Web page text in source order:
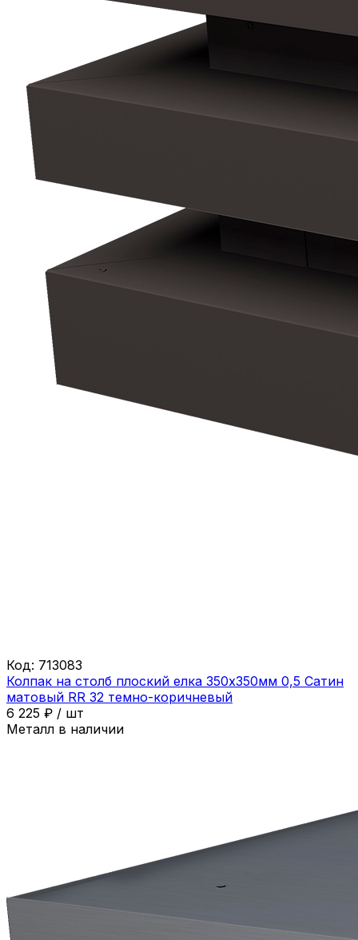
Код: 713083
Колпак на столб плоский елка 350х350мм 0,5 Сатин
матовый RR 32 темно-коричневый
6 225 ₽ / шт
Металл в наличии